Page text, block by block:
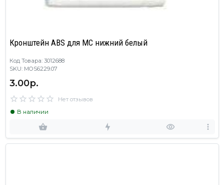
Кронштейн ABS для МС нижний белый
Код Товара: 3012688
SKU: MOS6229.07
3.00р.
Нет отзывов
В наличии